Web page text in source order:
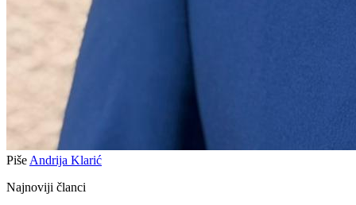
Piše Andrija Klarić
Najnoviji članci